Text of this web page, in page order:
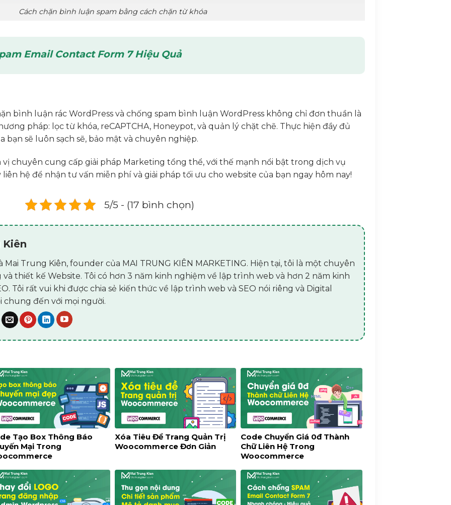
Cách chặn bình luận spam bằng cách chặn từ khóa
Email Contact Form 7 Hiệu Quả
bình luận rác WordPress và chống spam bình luận WordPress không chỉ đơn thuần là
pháp: lọc từ khóa, reCAPTCHA, Honeypot, và quản lý chặt chẽ. Thực hiện đầy đủ
bạn sẽ luôn sạch sẽ, bảo mật và chuyên nghiệp.
vị chuyên cung cấp giải pháp Marketing tổng thể, với thế mạnh nổi bật trong dịch vụ
liên hệ để nhận tư vấn miễn phí và giải pháp tối ưu cho website của bạn ngay hôm nay!
5/5 - (17 bình chọn)
Kiên
Mai Trung Kiên, founder của MAI TRUNG KIÊN MARKETING. Hiện tại, tôi là một chuyên
và thiết kế Website. Tôi có hơn 3 năm kinh nghiệm về lập trình web và hơn 2 năm kinh
Tôi rất vui khi được chia sẻ kiến thức về lập trình web và SEO nói riêng và Digital
chung đến với mọi người.
Tạo Box Thông Báo
Mại Trong
Xóa Tiêu Đề Trang Quản Trị
Woocommerce Đơn Giản
Code Chuyển Giá 0đ Thành
Chữ Liên Hệ Trong
Woocommerce